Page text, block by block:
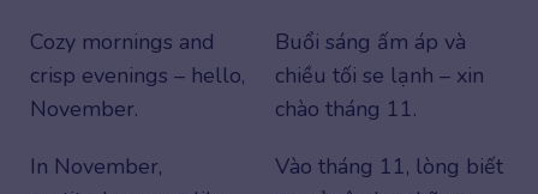
Cozy mornings and
crisp evenings – hello,
November.
Buổi sáng ấm áp và
chiều tối se lạnh – xin
chào tháng 11.
In November,
Vào tháng 11, lòng biết